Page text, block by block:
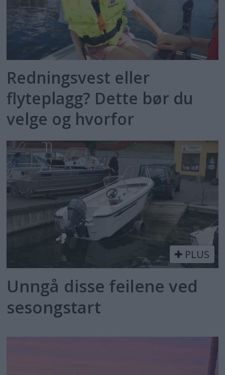
Redningsvest eller
flyteplagg? Dette bør du
velge og hvorfor
PLUS
Unngå disse feilene ved
sesongstart